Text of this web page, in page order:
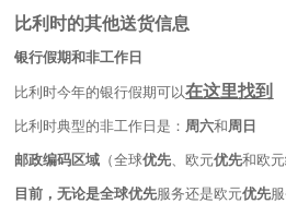
比利时的其他送货信息
银行假期和非工作日
比利时今年的银行假期可以在这里找到
比利时典型的非工作日是： 周六和周日
邮政编码区域 （全球优先、欧元优先和欧元
目前，无论是全球优先服务还是欧元优先